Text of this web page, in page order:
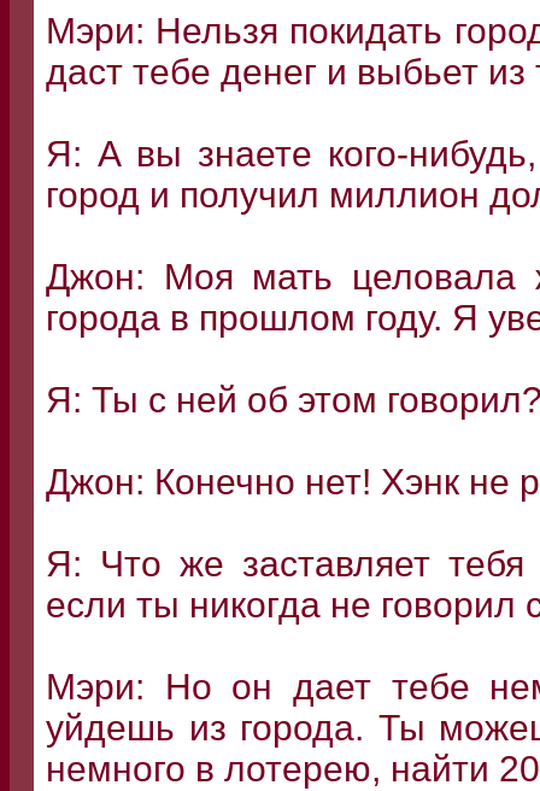
Мэри: Нельзя покидать
даст тебе денег и выбьет
Я: А вы знаете кого-
город и получил миллион
Джон: Моя мать целовала
города в прошлом году. Я
Я: Ты с ней об этом
Джон: Конечно нет! Хэнк не
Я: Что же заставляет
если ты никогда не говорил
Мэри: Но он дает тебе
уйдешь из города. Ты
немного в лотерею, найти